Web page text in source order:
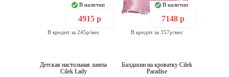
В наличии
4915 р
В кредит за 245р/мес
В наличии
7148 р
В кредит за 357р/мес
Детская настольная лампа
Cilek Lady
Балдахин на кроватку Cilek
Paradise